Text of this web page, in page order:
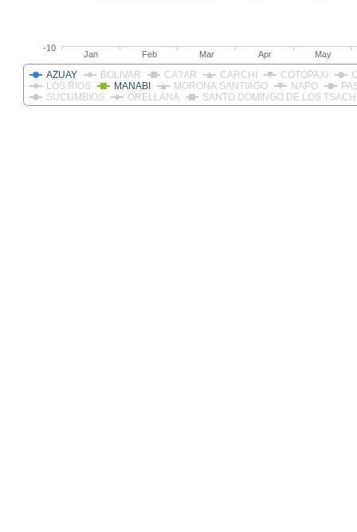
AZUAY BOLIVAR CA?AR CARCHI COTOPAXI
LOS RIOS
MANABI MORONA SANTIAGO NAPO
SUCUMBIOS
ORELLANA SANTO DOMINGO DE LOS
Jan Feb Mar Apr May
-10